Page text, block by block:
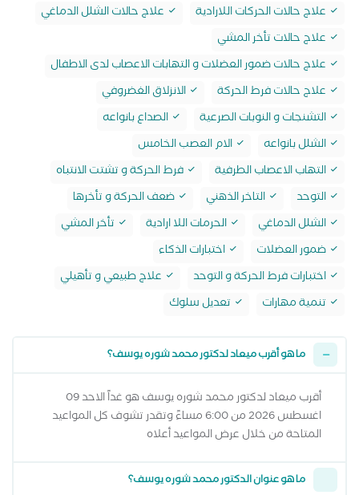
علاج حالات الحركات اللارادية
علاج حالات الشلل الدماغي
علاج حالات تأخر المشي
علاج حالات ضمور العضلات و التهابات الاعصاب لدى الاطفال
علاج حالات فرط الحركة
الانزلاق الغضروفي
التشنجات و النوبات الصرعية
الصداع بانواعه
الشلل بانواعه
الام العصب الخامس
التهاب الاعصاب الطرفية
فرط الحركة و تشتت الانتباه
التوحد
التاخر الذهني
ضعف الحركة و تأخرها
الشلل الدماغي
الحرمات اللا ارادية
تأخر المشي
ضمور العضلات
اختبارات الذكاء
اختبارات فرط الحركة و التوحد
علاج طبيعي و تأهيلي
تنمية مهارات
تعديل سلوك
ما هو أقرب ميعاد لدكتور محمد شوره يوسف؟
أقرب ميعاد لدكتور محمد شوره يوسف هو غداً الاحد 09
اغسطس 2026 من 6:00 مساءً وتقدر تشوف كل المواعيد
المتاحة من خلال عرض المواعيد أعلاه
ما هو عنوان الدكتور محمد شوره يوسف؟